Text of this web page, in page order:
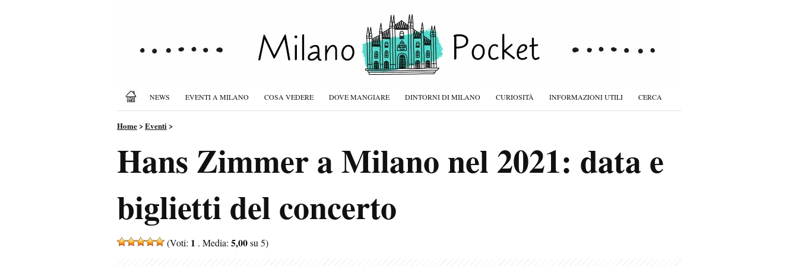
NEWS EVENTI A MILANO COSA VEDERE DOVE MANGIARE DINTORNI DI MILANO CURIOSITÀ INFORMAZIONI UTILI CERCA
Home>Eventi>
Hans Zimmer a Milano nel 2021: data e
biglietti del concerto
(Voti: 1 . Media: 5,00su 5)